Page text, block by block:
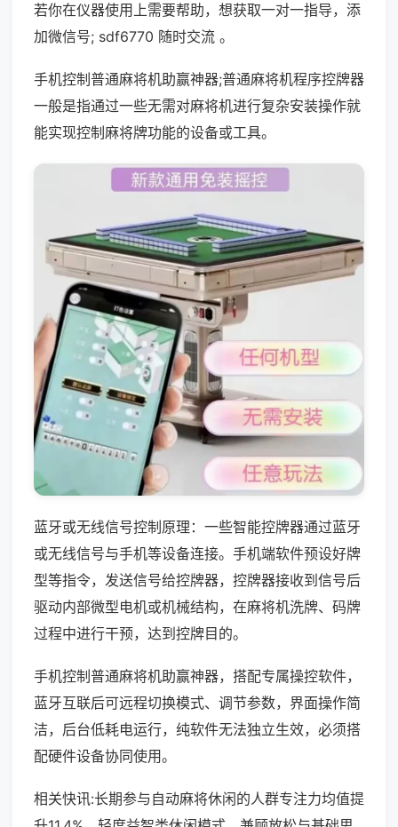
若你在仪器使用上需要帮助，想获取一对一指导，添
加微信号; sdf6770 随时交流 。
手机控制普通麻将机助赢神器;普通麻将机程序控牌器
一般是指通过一些无需对麻将机进行复杂安装操作就
能实现控制麻将牌功能的设备或工具。
蓝牙或无线信号控制原理：一些智能控牌器通过蓝牙
或无线信号与手机等设备连接。手机端软件预设好牌
型等指令，发送信号给控牌器，控牌器接收到信号后
驱动内部微型电机或机械结构，在麻将机洗牌、码牌
过程中进行干预，达到控牌目的。
手机控制普通麻将机助赢神器，搭配专属操控软件，
蓝牙互联后可远程切换模式、调节参数，界面操作简
洁，后台低耗电运行，纯软件无法独立生效，必须搭
配硬件设备协同使用。
相关快讯:长期参与自动麻将休闲的人群专注力均值提